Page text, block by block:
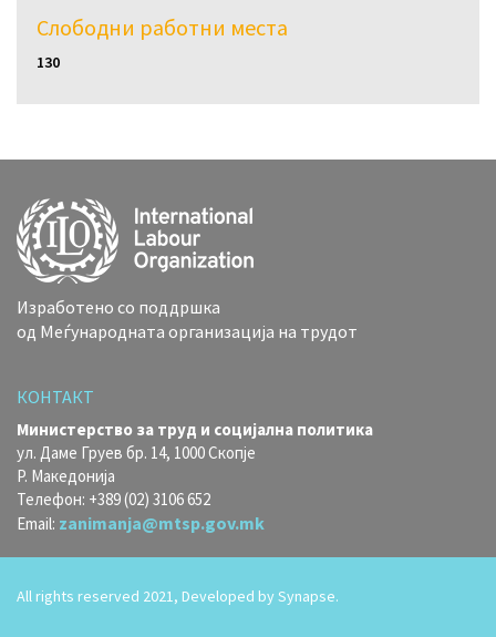
Слободни работни местa
130
Изработено со поддршка
од Меѓународната организација на трудот
КОНТАКТ
Министерство за труд и социјална политика
ул. Даме Груев бр. 14, 1000 Скопје
Р. Македонија
Телефон: +389 (02) 3106 652
Email: zanimanja@mtsp.gov.mk
All rights reserved 2021, Developed bySynapse.